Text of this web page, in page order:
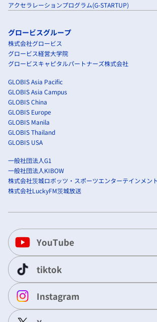
アクセラレーションプログラム(G-STARTUP)
グロービスグループ
株式会社グロービス
グロービス経営大学院
グロービスキャピタルパートナーズ株式会社
GLOBIS Asia Pacific
GLOBIS Asia Campus
GLOBIS China
GLOBIS Europe
GLOBIS Manila
GLOBIS Thailand
GLOBIS USA
一般社団法人G1
一般社団法人KIBOW
株式会社茨城ロボッツ・スポーツエンターテインメント
株式会社LuckyFM茨城放送
YouTube
tiktok
Instagram